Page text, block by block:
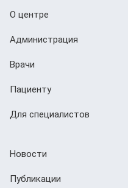
О центре
Администрация
Врачи
Пациенту
Для специалистов
Новости
Публикации